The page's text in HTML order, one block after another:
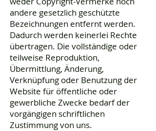
andere gesetzlich geschützte
Bezeichnungen entfernt werden.
Dadurch werden keinerlei Rechte
übertragen. Die vollständige oder
teilweise Reproduktion,
Übermittlung, Änderung,
Verknüpfung oder Benutzung der
Website für öffentliche oder
gewerbliche Zwecke bedarf der
vorgängigen schriftlichen
Zustimmung von uns.